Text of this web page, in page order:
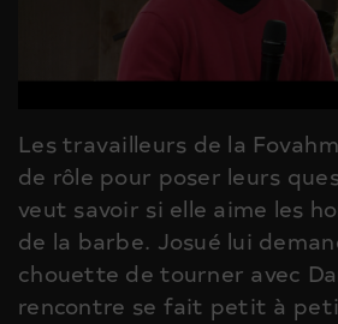
Les travailleurs de la
de rôle pour poser leurs
veut savoir si elle aime les
de la barbe. Josué lui
chouette de tourner avec
rencontre se fait petit à